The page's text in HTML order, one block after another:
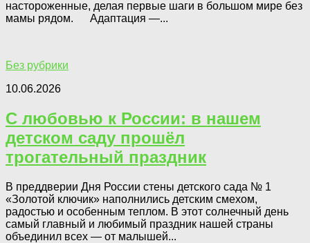
настороженные, делая первые шаги в большом мире без
мамы рядом. Адаптация —...
Без рубрики
10.06.2026
С любовью к России: в нашем
детском саду прошёл
трогательный праздник
В преддверии Дня России стены детского сада № 1
«Золотой ключик» наполнились детским смехом,
радостью и особенным теплом. В этот солнечный день
самый главный и любимый праздник нашей страны
объединил всех — от малышей...